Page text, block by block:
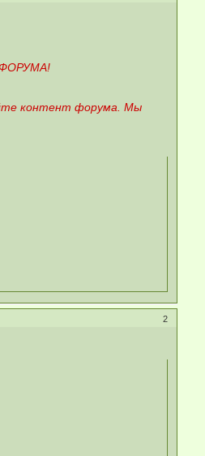
контент форума. Мы
2